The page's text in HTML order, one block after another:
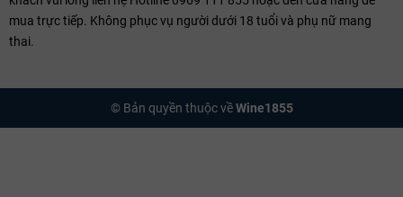
mua trực tiếp. Không phục vụ người dưới 18 tuổi và phụ nữ mang
thai.
© Bản quyền thuộc vềWine1855